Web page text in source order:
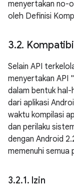
menyertakan no-
oleh Definisi
3.2.
Selain API
menyertakan API
dalam bentuk
dari aplikasi
waktu kompilasi
dan perilaku
dengan Android
memenuhi semua
3.2.1. Izin